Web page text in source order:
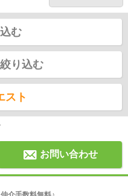
む
り込む
スト
お問い合わせ